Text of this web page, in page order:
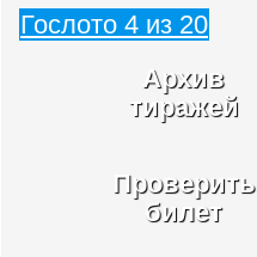
Гослото 4 из 20
Архив
тиражей
Проверить
билет